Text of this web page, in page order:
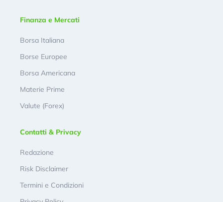
Finanza e Mercati
Borsa Italiana
Borse Europee
Borsa Americana
Materie Prime
Valute (Forex)
Contatti & Privacy
Redazione
Risk Disclaimer
Termini e Condizioni